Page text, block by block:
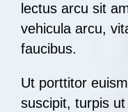
lectus arcu sit
vehicula arcu,
faucibus.
Ut porttitor
suscipit, turpis